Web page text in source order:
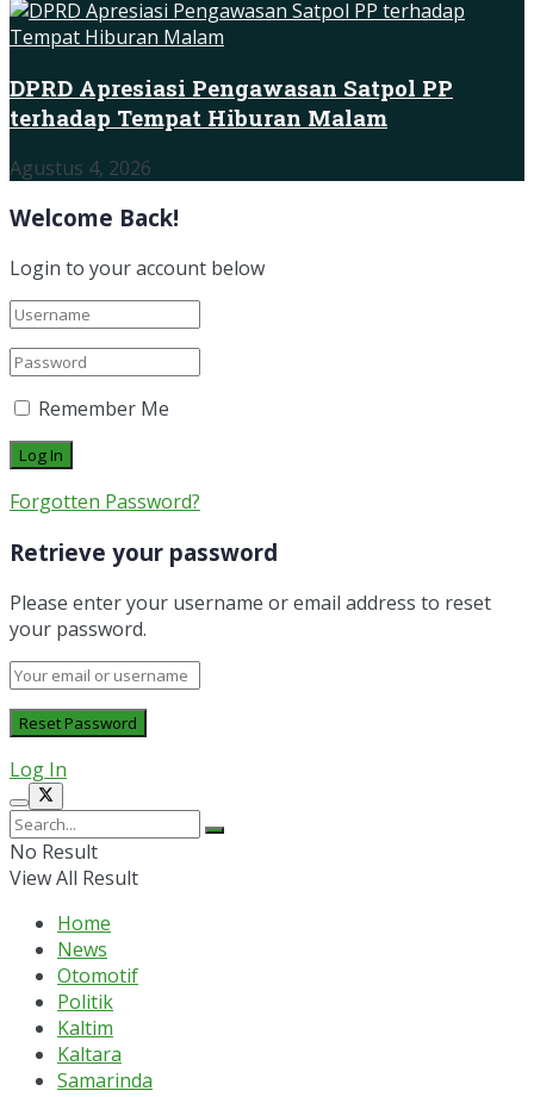
DPRD Apresiasi Pengawasan Satpol PP
terhadap Tempat Hiburan Malam
Agustus 4, 2026
Welcome Back!
Login to your account below
Remember Me
Forgotten Password?
Retrieve your password
Please enter your username or email address to reset
your password.
Log In
No Result
View All Result
Home
News
Otomotif
Politik
Kaltim
Kaltara
Samarinda